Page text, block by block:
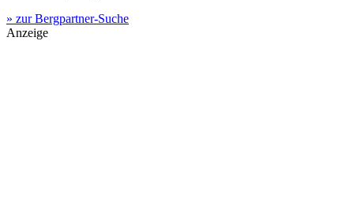
» zur Bergpartner-Suche
Anzeige